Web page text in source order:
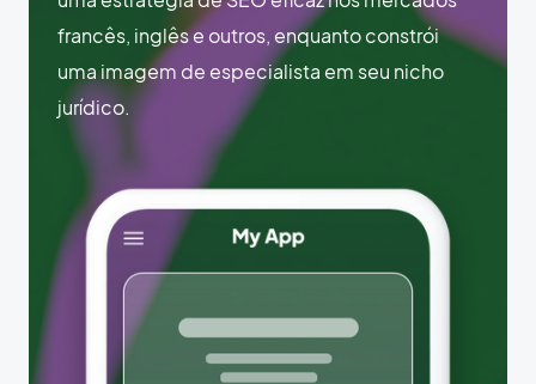
francês, inglês e outros, enquanto constrói
uma imagem de especialista em seu nicho
jurídico.